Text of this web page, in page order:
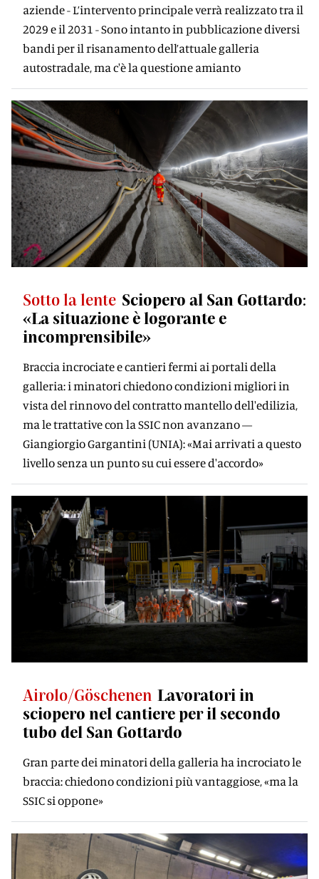
aziende - L’intervento principale verrà realizzato tra il
2029 e il 2031 - Sono intanto in pubblicazione diversi
bandi per il risanamento dell’attuale galleria
autostradale, ma c'è la questione amianto
Sotto la lente Sciopero al San Gottardo:
«La situazione è logorante e
incomprensibile»
Braccia incrociate e cantieri fermi ai portali della
galleria: i minatori chiedono condizioni migliori in
vista del rinnovo del contratto mantello dell'edilizia,
ma le trattative con la SSIC non avanzano —
Giangiorgio Gargantini (UNIA): «Mai arrivati a questo
livello senza un punto su cui essere d'accordo»
Airolo/Göschenen Lavoratori in
sciopero nel cantiere per il secondo
tubo del San Gottardo
Gran parte dei minatori della galleria ha incrociato le
braccia: chiedono condizioni più vantaggiose, «ma la
SSIC si oppone»